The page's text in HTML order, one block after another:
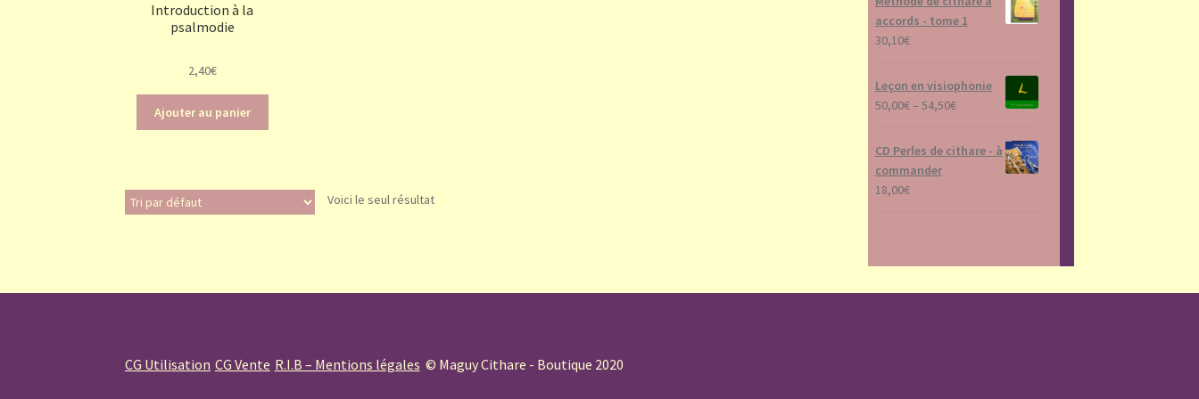
Introduction à la
psalmodie
2,40€
Ajouter au panier
Voici le seul résultat
accords - tome 1
30,10€
Leçon en visiophonie
50,00€– 54,50€
CD Perles de cithare - à
commander
18,00€
CG Utilisation CG Vente R.I.B – Mentions légales © Maguy Cithare - Boutique 2020